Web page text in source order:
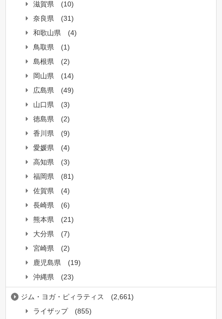
滋賀県
(10)
奈良県
(31)
和歌山県
(4)
鳥取県
(1)
島根県
(2)
岡山県
(14)
広島県
(49)
山口県
(3)
徳島県
(2)
香川県
(9)
愛媛県
(4)
高知県
(3)
福岡県
(81)
佐賀県
(4)
長崎県
(6)
熊本県
(21)
大分県
(7)
宮崎県
(2)
鹿児島県
(19)
沖縄県
(23)
ジム・ヨガ・ピィラティス
(2,661)
ライザップ
(855)